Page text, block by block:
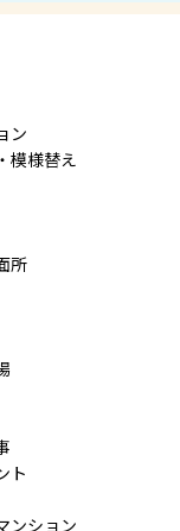
ン
模様替え
所
ト
ンション